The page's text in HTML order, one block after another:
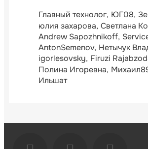
Главный технолог ЮГ08
юлия захарова Светлана
Andrew Sapozhnikoff
AntonSemenov Нетычук
igorlesovsky Firuzi
Полина Игоревна
Ильшат